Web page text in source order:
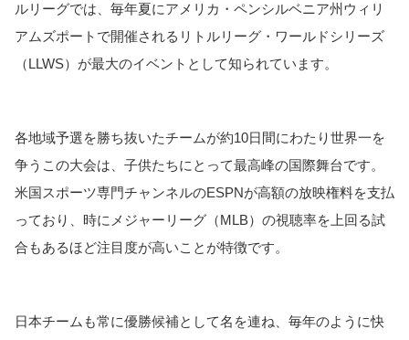
ルリーグでは、毎年夏にアメリカ・ペンシルベニア州ウィリ
アムズポートで開催されるリトルリーグ・ワールドシリーズ
（LLWS）が最大のイベントとして知られています。
各地域予選を勝ち抜いたチームが約10日間にわたり世界一を
争うこの大会は、子供たちにとって最高峰の国際舞台です。
米国スポーツ専門チャンネルのESPNが高額の放映権料を支払
っており、時にメジャーリーグ（MLB）の視聴率を上回る試
合もあるほど注目度が高いことが特徴です。
日本チームも常に優勝候補として名を連ね、毎年のように快